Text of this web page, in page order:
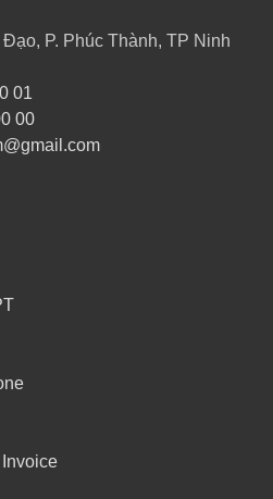
P. Phúc Thành, TP Ninh
01
00